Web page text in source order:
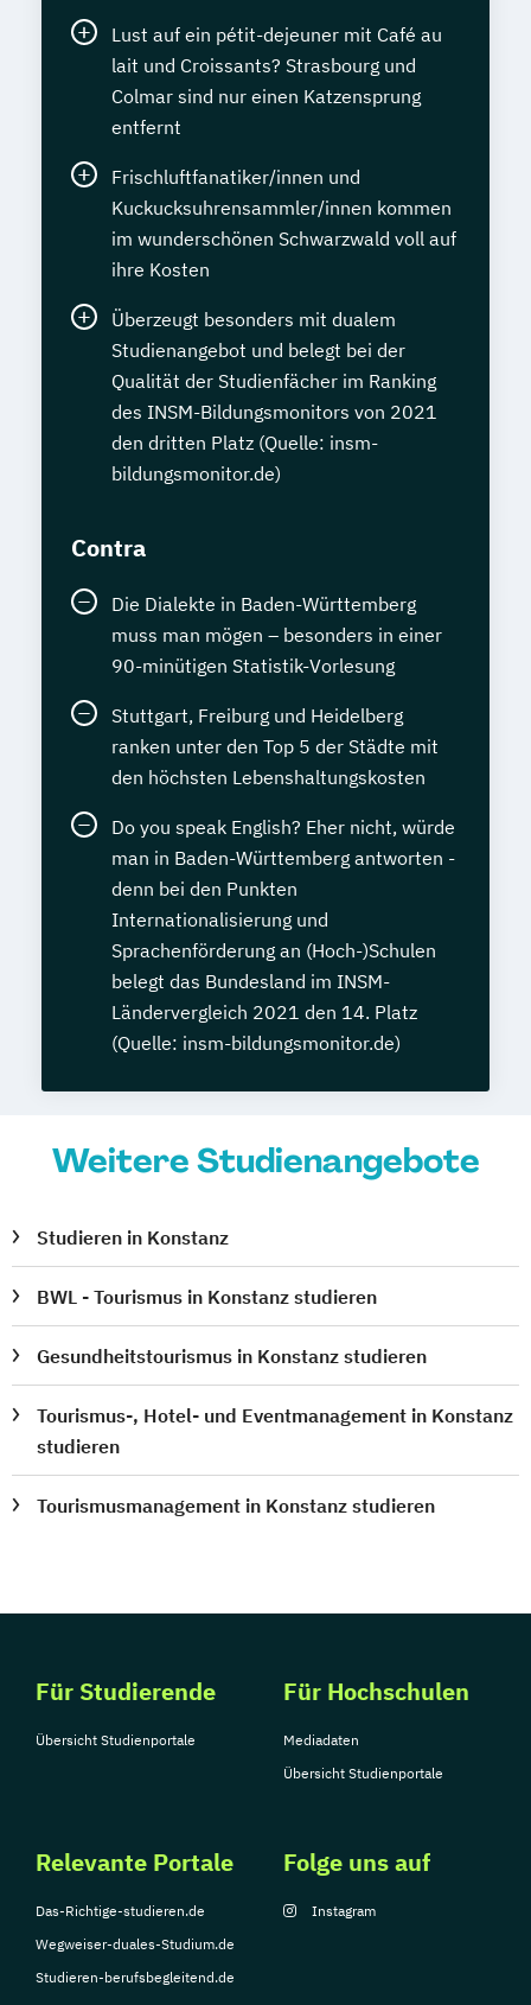
Lust auf ein pétit-dejeuner mit Café au
lait und Croissants? Strasbourg und
Colmar sind nur einen Katzensprung
entfernt
Frischluftfanatiker/innen und
Kuckucksuhrensammler/innen kommen
im wunderschönen Schwarzwald voll auf
ihre Kosten
Überzeugt besonders mit dualem
Studienangebot und belegt bei der
Qualität der Studienfächer im Ranking
des INSM-Bildungsmonitors von 2021
den dritten Platz (Quelle: insm-
bildungsmonitor.de)
Contra
Die Dialekte in Baden-Württemberg
muss man mögen – besonders in einer
90-minütigen Statistik-Vorlesung
Stuttgart, Freiburg und Heidelberg
ranken unter den Top 5 der Städte mit
den höchsten Lebenshaltungskosten
Do you speak English? Eher nicht, würde
man in Baden-Württemberg antworten -
denn bei den Punkten
Internationalisierung und
Sprachenförderung an (Hoch-)Schulen
belegt das Bundesland im INSM-
Ländervergleich 2021 den 14. Platz
(Quelle: insm-bildungsmonitor.de)
Weitere Studienangebote
Studieren in Konstanz
BWL - Tourismus in Konstanz studieren
Gesundheitstourismus in Konstanz studieren
Tourismus-, Hotel- und Eventmanagement in Konstanz
studieren
Tourismusmanagement in Konstanz studieren
Für Studierende
Übersicht Studienportale
Für Hochschulen
Mediadaten
Übersicht Studienportale
Relevante Portale
Das-Richtige-studieren.de
Wegweiser-duales-Studium.de
Studieren-berufsbegleitend.de
Folge uns auf
Instagram